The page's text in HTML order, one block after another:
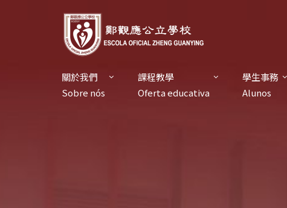
關於我們
Sobre nós
課程教學
Oferta educativa
學生事務
Alunos